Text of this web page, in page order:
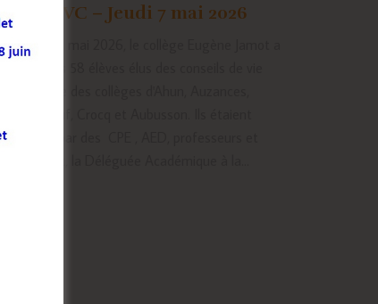
Inter CVC – Jeudi 7 mai 2026
Le jeudi 07 mai 2026, le collège Eugène Jamot a
encadrés par des CPE , AED, professeurs et